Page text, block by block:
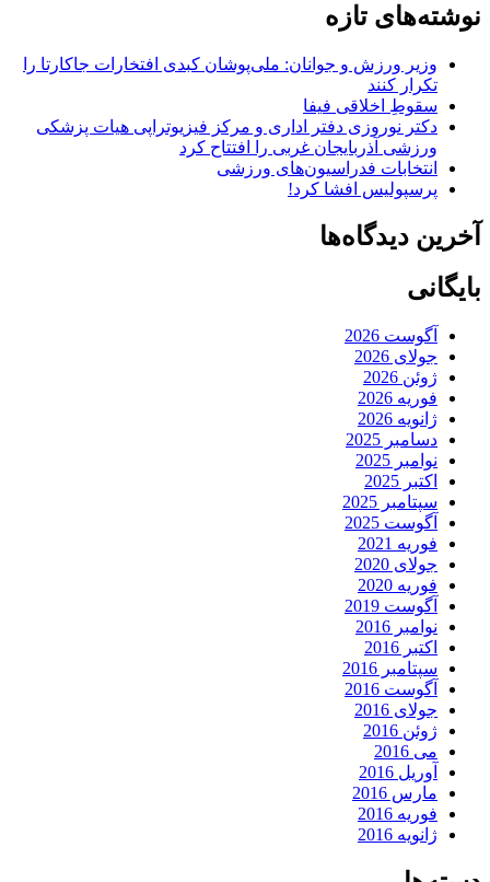
نوشته‌های تازه
وزیر ورزش و جوانان: ملی‌پوشان کبدی افتخارات جاکارتا را
تکرار کنند
سقوطِ اخلاقی فیفا
دکتر نوروزی دفتر اداری و مرکز فیزیوتراپی هیات پزشکی
ورزشی آذربایجان غربی را افتتاح کرد
انتخابات فدراسیون‌های ورزشی
پرسپولیس افشا کرد!
آخرین دیدگاه‌ها
بایگانی
آگوست 2026
جولای 2026
ژوئن 2026
فوریه 2026
ژانویه 2026
دسامبر 2025
نوامبر 2025
اکتبر 2025
سپتامبر 2025
آگوست 2025
فوریه 2021
جولای 2020
فوریه 2020
آگوست 2019
نوامبر 2016
اکتبر 2016
سپتامبر 2016
آگوست 2016
جولای 2016
ژوئن 2016
می 2016
آوریل 2016
مارس 2016
فوریه 2016
ژانویه 2016